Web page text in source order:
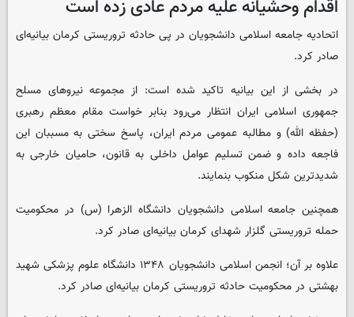
اقدام وحشیانه علیه مردم عادی زده است
اتحادیه جامعه اسلامی دانشجویان در پی حادثه تروریستی کرمان بیانیه‌ای
صادر کرد.
در بخشی از این بیانیه تاکید شده است: از مجموعه نیروهای مسلح
جمهوری اسلامی ایران انتظار می‌رود بنابر خواست مقام معظم رهبری
(حفظه الله) و مطالبه عمومی مردم ایران، پاسخ سختی به مسببان این
فاجعه داده و ضمن تسلیم عوامل داخلی به قانون، حامیان خارجی به
شدیدترین شکل منکوب بنمایند.
همچنین جامعه اسلامی دانشجویان دانشگاه الزهرا (س) در محکومیت
حمله تروریستی گلزار شهدای کرمان بیانیه‌ای صادر کرد.
علاوه بر آن؛ انجمن اسلامی دانشجویان ۱۳۴۸ دانشگاه علوم پزشکی شهید
بهشتی در محکومیت حادثه تروریستی کرمان بیانیه‌ای صادر کرد.